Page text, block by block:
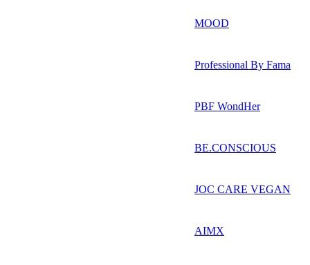
MOOD
Professional By Fama
PBF WondHer
BE.CONSCIOUS
JOC CARE VEGAN
AIMX